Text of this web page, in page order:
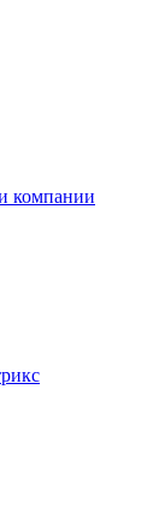
компании